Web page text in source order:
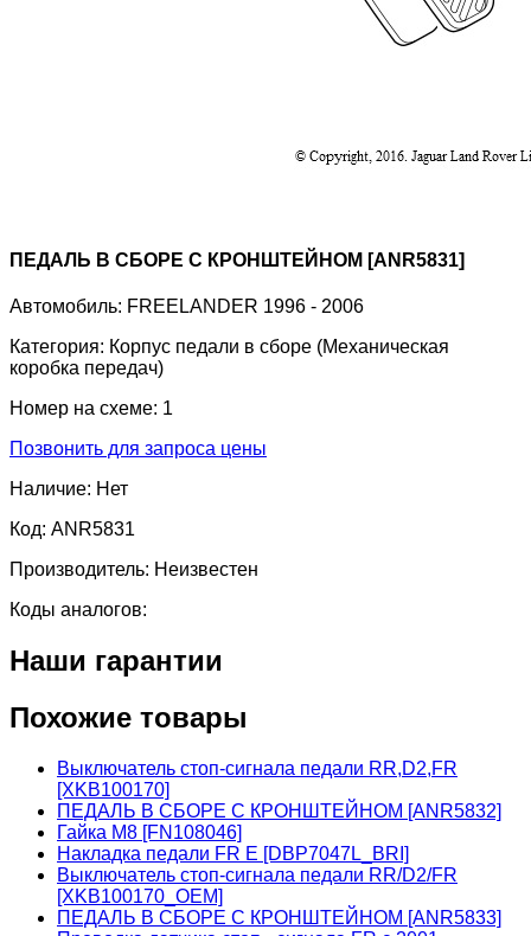
ПЕДАЛЬ В СБОРЕ С КРОНШТЕЙНОМ [ANR5831]
Автомобиль: FREELANDER 1996 - 2006
Категория: Корпус педали в сборе (Механическая
коробка передач)
Номер на схеме: 1
Позвонить для запроса цены
Наличие: Нет
Код: ANR5831
Производитель: Неизвестен
Коды аналогов:
Наши гарантии
Похожие товары
Выключатель стоп-сигнала педали RR,D2,FR
[XKB100170]
ПЕДАЛЬ В СБОРЕ С КРОНШТЕЙНОМ [ANR5832]
Гайка М8 [FN108046]
Накладка педали FR E [DBP7047L_BRI]
Выключатель стоп-сигнала педали RR/D2/FR
[XKB100170_OEM]
ПЕДАЛЬ В СБОРЕ С КРОНШТЕЙНОМ [ANR5833]